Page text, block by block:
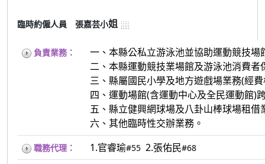
臨時約僱人員 張嘉芸小姐
負責業務：
一、本縣公私立游泳池並協助運動競技場
二、本縣運動競技業場館及游泳池消費者
三、縣屬國民小學及地方遊戲場業務(經
四、運動場館(含運動中心及全民運動館)
五、縣立健興網球場及八卦山棒球場租借
六、其他臨時性交辦業務。
職務代理： 1.官睿瑜#55 2.張佑民#68